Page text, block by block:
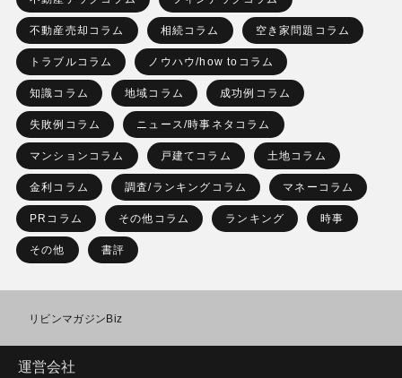
不動産売却コラム 相続コラム 空き家問題コラム
トラブルコラム ノウハウ/how toコラム
知識コラム 地域コラム 成功例コラム
失敗例コラム ニュース/時事ネタコラム
マンションコラム 戸建てコラム 土地コラム
金利コラム 調査/ランキングコラム マネーコラム
PRコラム その他コラム ランキング 時事
その他 書評
リビンマガジンBiz
運営会社